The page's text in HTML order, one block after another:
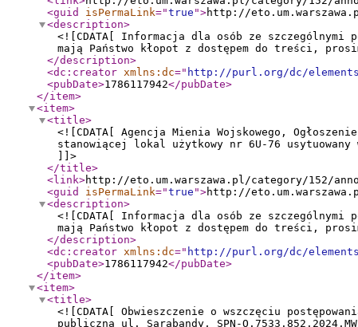
<guid
isPermaLink="true ">http://
<description>
<![CDATA[ Informacja dla osób ze szczególnymi
mają Państwo kłopot z dostępem do treści,
</description>
<dc:creator xmlns:dc=" http://purl.org/dc/
<pubDate>1786117942</pubDate>
</item>
<item>
<title>
<![CDATA[ Agencja Mienia Wojskowego,
stanowiącej lokal użytkowy nr 6U-76
]]>
</title>
<link>http://eto.um.warszawa.pl/category/152/
<guid
isPermaLink="true ">http://
<description>
<![CDATA[ Informacja dla osób ze szczególnymi
mają Państwo kłopot z dostępem do treści,
</description>
<dc:creator xmlns:dc=" http://purl.org/dc/
<pubDate>1786117942</pubDate>
</item>
<item>
<title>
<![CDATA[ Obwieszczenie o wszczęciu
publiczną ul. Sarabandy, SPN-